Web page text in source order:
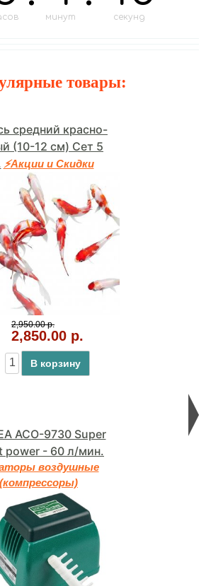
минут секунд
товары:
средний красно-
(10-12 см) Сет 5
⚡Акции и Скидки
2,950.00 р.
2,850.00 р.
В корзину
ACO-9730 Super
power - 60 л/мин.
воздушные
(компрессоры)